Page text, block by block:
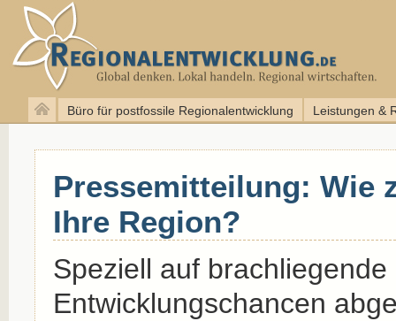
Büro für postfossile Regionalentwicklung Leistungen &
Pressemitteilung: Wie
Ihre Region?
Speziell auf brachliegende
Entwicklungschancen